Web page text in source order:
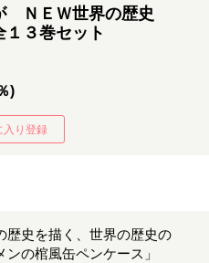
ＮＥＷ世界の歴史
３巻セット
)
入り登録
歴史を描く、世界の歴史の
の棺風缶ペンケース」